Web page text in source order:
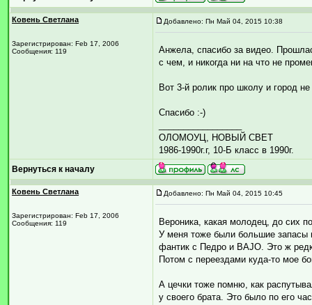
Ковень Светлана
Зарегистрирован: Feb 17, 2006
Сообщения: 119
Добавлено: Пн Май 04, 2015 10:38
Анжела, спасибо за видео.
с чем, и никогда ни на что не
Вот 3-й ролик про школу и город
Спасибо :-)
ОЛОМОУЦ, НОВЫЙ СВЕТ
1986-1990г.г, 10-Б класс в 1990г.
Вернуться к началу
Ковень Светлана
Зарегистрирован: Feb 17, 2006
Сообщения: 119
Добавлено: Пн Май 04, 2015 10:45
Вероника, какая молодец, до сих
У меня тоже были большие запасы
фантик с Педро и BАJO. Это ж
Потом с переездами куда-то мое
А цечки тоже помню, как
у своего брата. Это было по его